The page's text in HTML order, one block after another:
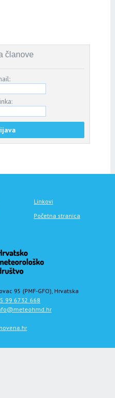
članove
Linkovi
Početna stranica
95 (PMF-GFO), Hrvatska
99 6732 668
novena.hr